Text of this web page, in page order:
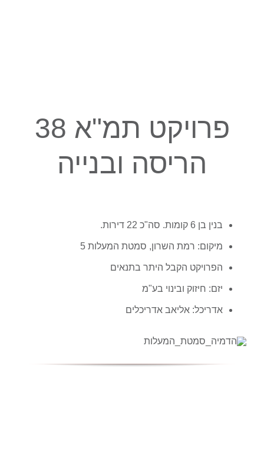
פרויקט תמ"א 38
הריסה ובנייה
בנין בן 6 קומות. סה"כ 22 דירות.
מיקום: רמת השרון, סמטת המעלות 5
הפרויקט הקבל היתר בתנאים
יזם: חיזוק ובינוי בע"מ
אדריכל: אליאב אדריכלים